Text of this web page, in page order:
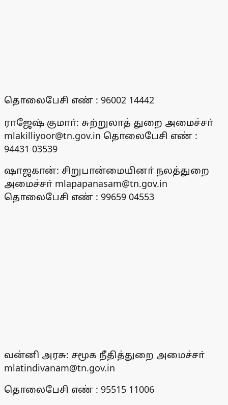
தொலைபேசி எண் : 96002 14442
ராஜேஷ் குமாா்: சுற்றுலாத் துறை அமைச்சா்
mlakilliyoor@tn.gov.in தொலைபேசி எண் :
94431 03539
ஷாஜகான்: சிறுபான்மையினா் நலத்துறை
அமைச்சா் mlapapanasam@tn.gov.in
தொலைபேசி எண் : 99659 04553
வன்னி அரசு: சமூக நீதித்துறை அமைச்சா்
mlatindivanam@tn.gov.in
தொலைபேசி எண் : 95515 11006